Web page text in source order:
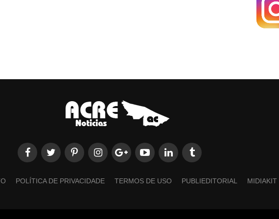
POLÍTICA DE PRIVACIDADE TERMOS DE USO PUBLIEDITORIAL MIDIAKIT